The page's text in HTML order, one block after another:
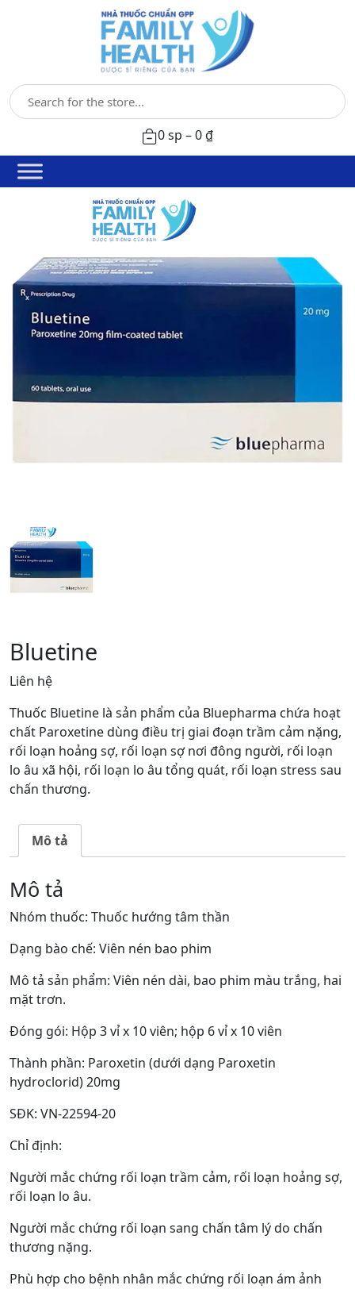
0 sp –0₫
Bluetine
Liên hệ
Thuốc Bluetine là sản phẩm của Bluepharma chứa hoạt
chất Paroxetine dùng điều trị giai đoạn trầm cảm nặng,
rối loạn hoảng sợ, rối loạn sợ nơi đông người, rối loạn
lo âu xã hội, rối loạn lo âu tổng quát, rối loạn stress sau
chấn thương.
Mô tả
Mô tả
Nhóm thuốc: Thuốc hướng tâm thần
Dạng bào chế: Viên nén bao phim
Mô tả sản phẩm: Viên nén dài, bao phim màu trắng, hai
mặt trơn.
Đóng gói: Hộp 3 vỉ x 10 viên; hộp 6 vỉ x 10 viên
Thành phần: Paroxetin (dưới dạng Paroxetin
hydroclorid) 20mg
SĐK: VN-22594-20
Chỉ định:
Người mắc chứng rối loạn trầm cảm, rối loạn hoảng sợ,
rối loạn lo âu.
Người mắc chứng rối loạn sang chấn tâm lý do chấn
thương nặng.
Phù hợp cho bệnh nhân mắc chứng rối loạn ám ảnh